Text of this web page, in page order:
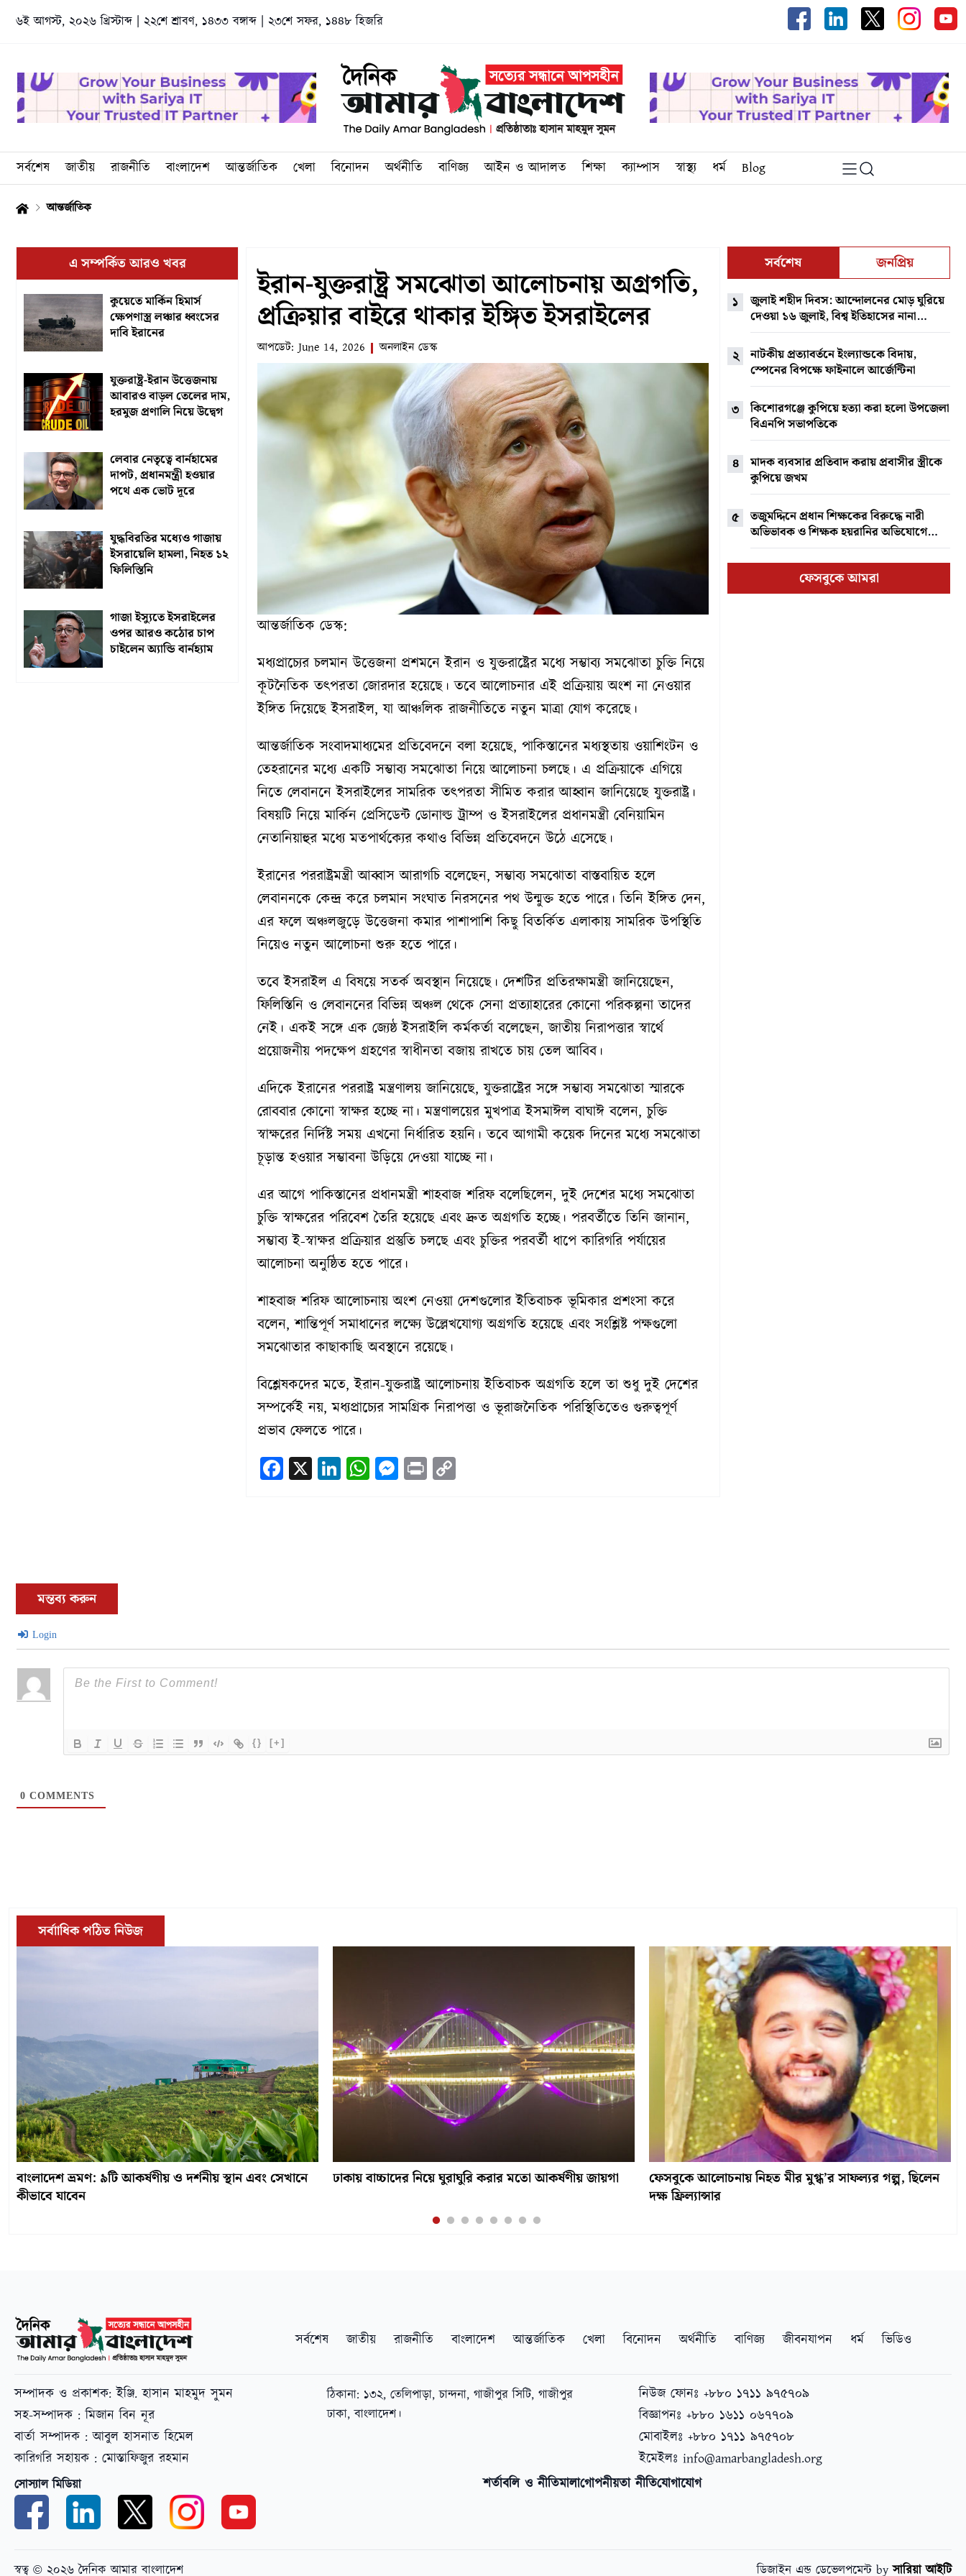
৬ই আগস্ট, ২০২৬ খ্রিস্টাব্দ | ২২শে শ্রাবণ, ১৪৩৩ বঙ্গাব্দ | ২৩শে সফর, ১৪৪৮ হিজরি
সর্বশেষ জাতীয় রাজনীতি বাংলাদেশ আন্তর্জাতিক খেলা বিনোদন অর্থনীতি বাণিজ্য আইন ও আদালত শিক্ষা ক্যাম্পাস স্বাস্থ্য ধর্ম Blog
আন্তর্জাতিক
এ সম্পর্কিত আরও খবর
কুয়েতে মার্কিন হিমার্স
ক্ষেপণাস্ত্র লঞ্চার ধ্বংসের
দাবি ইরানের
যুক্তরাষ্ট্র-ইরান উত্তেজনায়
আবারও বাড়ল তেলের দাম,
হরমুজ প্রণালি নিয়ে উদ্বেগ
লেবার নেতৃত্বে বার্নহামের
দাপট, প্রধানমন্ত্রী হওয়ার
পথে এক ভোট দূরে
যুদ্ধবিরতির মধ্যেও গাজায়
ইসরায়েলি হামলা, নিহত ১২
ফিলিস্তিনি
গাজা ইস্যুতে ইসরাইলের
ওপর আরও কঠোর চাপ
চাইলেন অ্যান্ডি বার্নহ্যাম
ইরান-যুক্তরাষ্ট্র সমঝোতা আলোচনায় অগ্রগতি,
প্রক্রিয়ার বাইরে থাকার ইঙ্গিত ইসরাইলের
আপডেট: June 14, 2026 অনলাইন ডেস্ক
আন্তর্জাতিক ডেস্ক:
মধ্যপ্রাচ্যের চলমান উত্তেজনা প্রশমনে ইরান ও যুক্তরাষ্ট্রের মধ্যে সম্ভাব্য সমঝোতা চুক্তি নিয়ে
কূটনৈতিক তৎপরতা জোরদার হয়েছে। তবে আলোচনার এই প্রক্রিয়ায় অংশ না নেওয়ার
ইঙ্গিত দিয়েছে ইসরাইল, যা আঞ্চলিক রাজনীতিতে নতুন মাত্রা যোগ করেছে।
আন্তর্জাতিক সংবাদমাধ্যমের প্রতিবেদনে বলা হয়েছে, পাকিস্তানের মধ্যস্থতায় ওয়াশিংটন ও
তেহরানের মধ্যে একটি সম্ভাব্য সমঝোতা নিয়ে আলোচনা চলছে। এ প্রক্রিয়াকে এগিয়ে
নিতে লেবাননে ইসরাইলের সামরিক তৎপরতা সীমিত করার আহ্বান জানিয়েছে যুক্তরাষ্ট্র।
বিষয়টি নিয়ে মার্কিন প্রেসিডেন্ট ডোনাল্ড ট্রাম্প ও ইসরাইলের প্রধানমন্ত্রী বেনিয়ামিন
নেতানিয়াহুর মধ্যে মতপার্থক্যের কথাও বিভিন্ন প্রতিবেদনে উঠে এসেছে।
ইরানের পররাষ্ট্রমন্ত্রী আব্বাস আরাগচি বলেছেন, সম্ভাব্য সমঝোতা বাস্তবায়িত হলে
লেবাননকে কেন্দ্র করে চলমান সংঘাত নিরসনের পথ উন্মুক্ত হতে পারে। তিনি ইঙ্গিত দেন,
এর ফলে অঞ্চলজুড়ে উত্তেজনা কমার পাশাপাশি কিছু বিতর্কিত এলাকায় সামরিক উপস্থিতি
নিয়েও নতুন আলোচনা শুরু হতে পারে।
তবে ইসরাইল এ বিষয়ে সতর্ক অবস্থান নিয়েছে। দেশটির প্রতিরক্ষামন্ত্রী জানিয়েছেন,
ফিলিস্তিনি ও লেবাননের বিভিন্ন অঞ্চল থেকে সেনা প্রত্যাহারের কোনো পরিকল্পনা তাদের
নেই। একই সঙ্গে এক জ্যেষ্ঠ ইসরাইলি কর্মকর্তা বলেছেন, জাতীয় নিরাপত্তার স্বার্থে
প্রয়োজনীয় পদক্ষেপ গ্রহণের স্বাধীনতা বজায় রাখতে চায় তেল আবিব।
এদিকে ইরানের পররাষ্ট্র মন্ত্রণালয় জানিয়েছে, যুক্তরাষ্ট্রের সঙ্গে সম্ভাব্য সমঝোতা স্মারকে
রোববার কোনো স্বাক্ষর হচ্ছে না। মন্ত্রণালয়ের মুখপাত্র ইসমাঈল বাঘাঈ বলেন, চুক্তি
স্বাক্ষরের নির্দিষ্ট সময় এখনো নির্ধারিত হয়নি। তবে আগামী কয়েক দিনের মধ্যে সমঝোতা
চূড়ান্ত হওয়ার সম্ভাবনা উড়িয়ে দেওয়া যাচ্ছে না।
এর আগে পাকিস্তানের প্রধানমন্ত্রী শাহবাজ শরিফ বলেছিলেন, দুই দেশের মধ্যে সমঝোতা
চুক্তি স্বাক্ষরের পরিবেশ তৈরি হয়েছে এবং দ্রুত অগ্রগতি হচ্ছে। পরবর্তীতে তিনি জানান,
সম্ভাব্য ই-স্বাক্ষর প্রক্রিয়ার প্রস্তুতি চলছে এবং চুক্তির পরবর্তী ধাপে কারিগরি পর্যায়ের
আলোচনা অনুষ্ঠিত হতে পারে।
শাহবাজ শরিফ আলোচনায় অংশ নেওয়া দেশগুলোর ইতিবাচক ভূমিকার প্রশংসা করে
বলেন, শান্তিপূর্ণ সমাধানের লক্ষ্যে উল্লেখযোগ্য অগ্রগতি হয়েছে এবং সংশ্লিষ্ট পক্ষগুলো
সমঝোতার কাছাকাছি অবস্থানে রয়েছে।
বিশ্লেষকদের মতে, ইরান-যুক্তরাষ্ট্র আলোচনায় ইতিবাচক অগ্রগতি হলে তা শুধু দুই দেশের
সম্পর্কেই নয়, মধ্যপ্রাচ্যের সামগ্রিক নিরাপত্তা ও ভূরাজনৈতিক পরিস্থিতিতেও গুরুত্বপূর্ণ
প্রভাব ফেলতে পারে।
Facebook
X LinkedIn
WhatsApp
Messenger
Print
সর্বশেষ জনপ্রিয়
১
জুলাই শহীদ দিবস: আন্দোলনের মোড় ঘুরিয়ে
দেওয়া ১৬ জুলাই, বিশ্ব ইতিহাসের নানা
গণঅভ্যুত্থানের সঙ্গে মিল খুঁজছেন
বিশ্লেষকেরা
২
নাটকীয় প্রত্যাবর্তনে ইংল্যান্ডকে বিদায়,
স্পেনের বিপক্ষে ফাইনালে আর্জেন্টিনা
৩
কিশোরগঞ্জে কুপিয়ে হত্যা করা হলো উপজেলা
বিএনপি সভাপতিকে
৪
মাদক ব্যবসার প্রতিবাদ করায় প্রবাসীর স্ত্রীকে
কুপিয়ে জখম
৫
তজুমদ্দিনে প্রধান শিক্ষকের বিরুদ্ধে নারী
অভিভাবক ও শিক্ষক হয়রানির অভিযোগে
তদন্ত
ফেসবুকে আমরা
মন্তব্য করুন
Login
{} [+]
0 COMMENTS
সর্বাাধিক পঠিত নিউজ
বাংলাদেশ ভ্রমণ: ৯টি আকর্ষণীয় ও দর্শনীয় স্থান এবং সেখানে
কীভাবে যাবেন
ঢাকায় বাচ্চাদের নিয়ে ঘুরাঘুরি করার মতো আকর্ষণীয় জায়গা
ফেসবুকে আলোচনায় নিহত মীর মুগ্ধ’র সাফল্যর গল্প, ছিলেন
দক্ষ ফ্রিল্যান্সার
সর্বশেষ জাতীয় রাজনীতি বাংলাদেশ আন্তর্জাতিক খেলা বিনোদন অর্থনীতি বাণিজ্য জীবনযাপন ধর্ম ভিডিও
সম্পাদক ও প্রকাশক: ইঞ্জি. হাসান মাহমুদ সুমন
সহ-সম্পাদক : মিজান বিন নূর
বার্তা সম্পাদক : আবুল হাসনাত হিমেল
কারিগরি সহায়ক : মোস্তাফিজুর রহমান
ঠিকানা: ১৩২, তেলিপাড়া, চান্দনা, গাজীপুর সিটি, গাজীপুর
ঢাকা, বাংলাদেশ।
নিউজ ফোনঃ +৮৮০ ১৭১১ ৯৭৫৭০৯
বিজ্ঞাপনঃ +৮৮০ ১৬১১ ০৬৭৭০৯
মোবাইলঃ +৮৮০ ১৭১১ ৯৭৫৭০৮
ইমেইলঃinfo@amarbangladesh.org
সোস্যাল মিডিয়া শর্তাবলি ও নীতিমালাগোপনীয়তা নীতিযোগাযোগ
স্বত্ব © ২০২৬ দৈনিক আমার বাংলাদেশ ডিজাইন এন্ড ডেভেলপমেন্ট byসারিয়া আইটি